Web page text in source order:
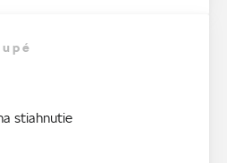
stiahnutie